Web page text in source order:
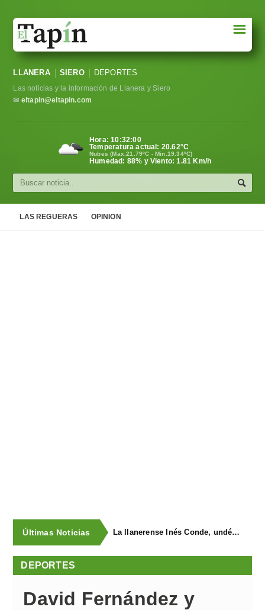
Sociedad
Política
Cultura
☰
LLANERA SIERO DEPORTES
Las noticias y la información de Llanera y Siero
✉ eltapin@eltapin.com
Hora:10:32:01
Temperatura actual: 20.62°C
Nubes (Max.21.79ºC - Min.19.34ºC)
Humedad: 88% y Viento: 1.81 Km/h
LAS REGUERAS OPINION
Últimas Noticias La llanerense Inés Conde, undécima del mundo en el Mundial Sub-17 de Halterofilia
DEPORTES
David Fernández y